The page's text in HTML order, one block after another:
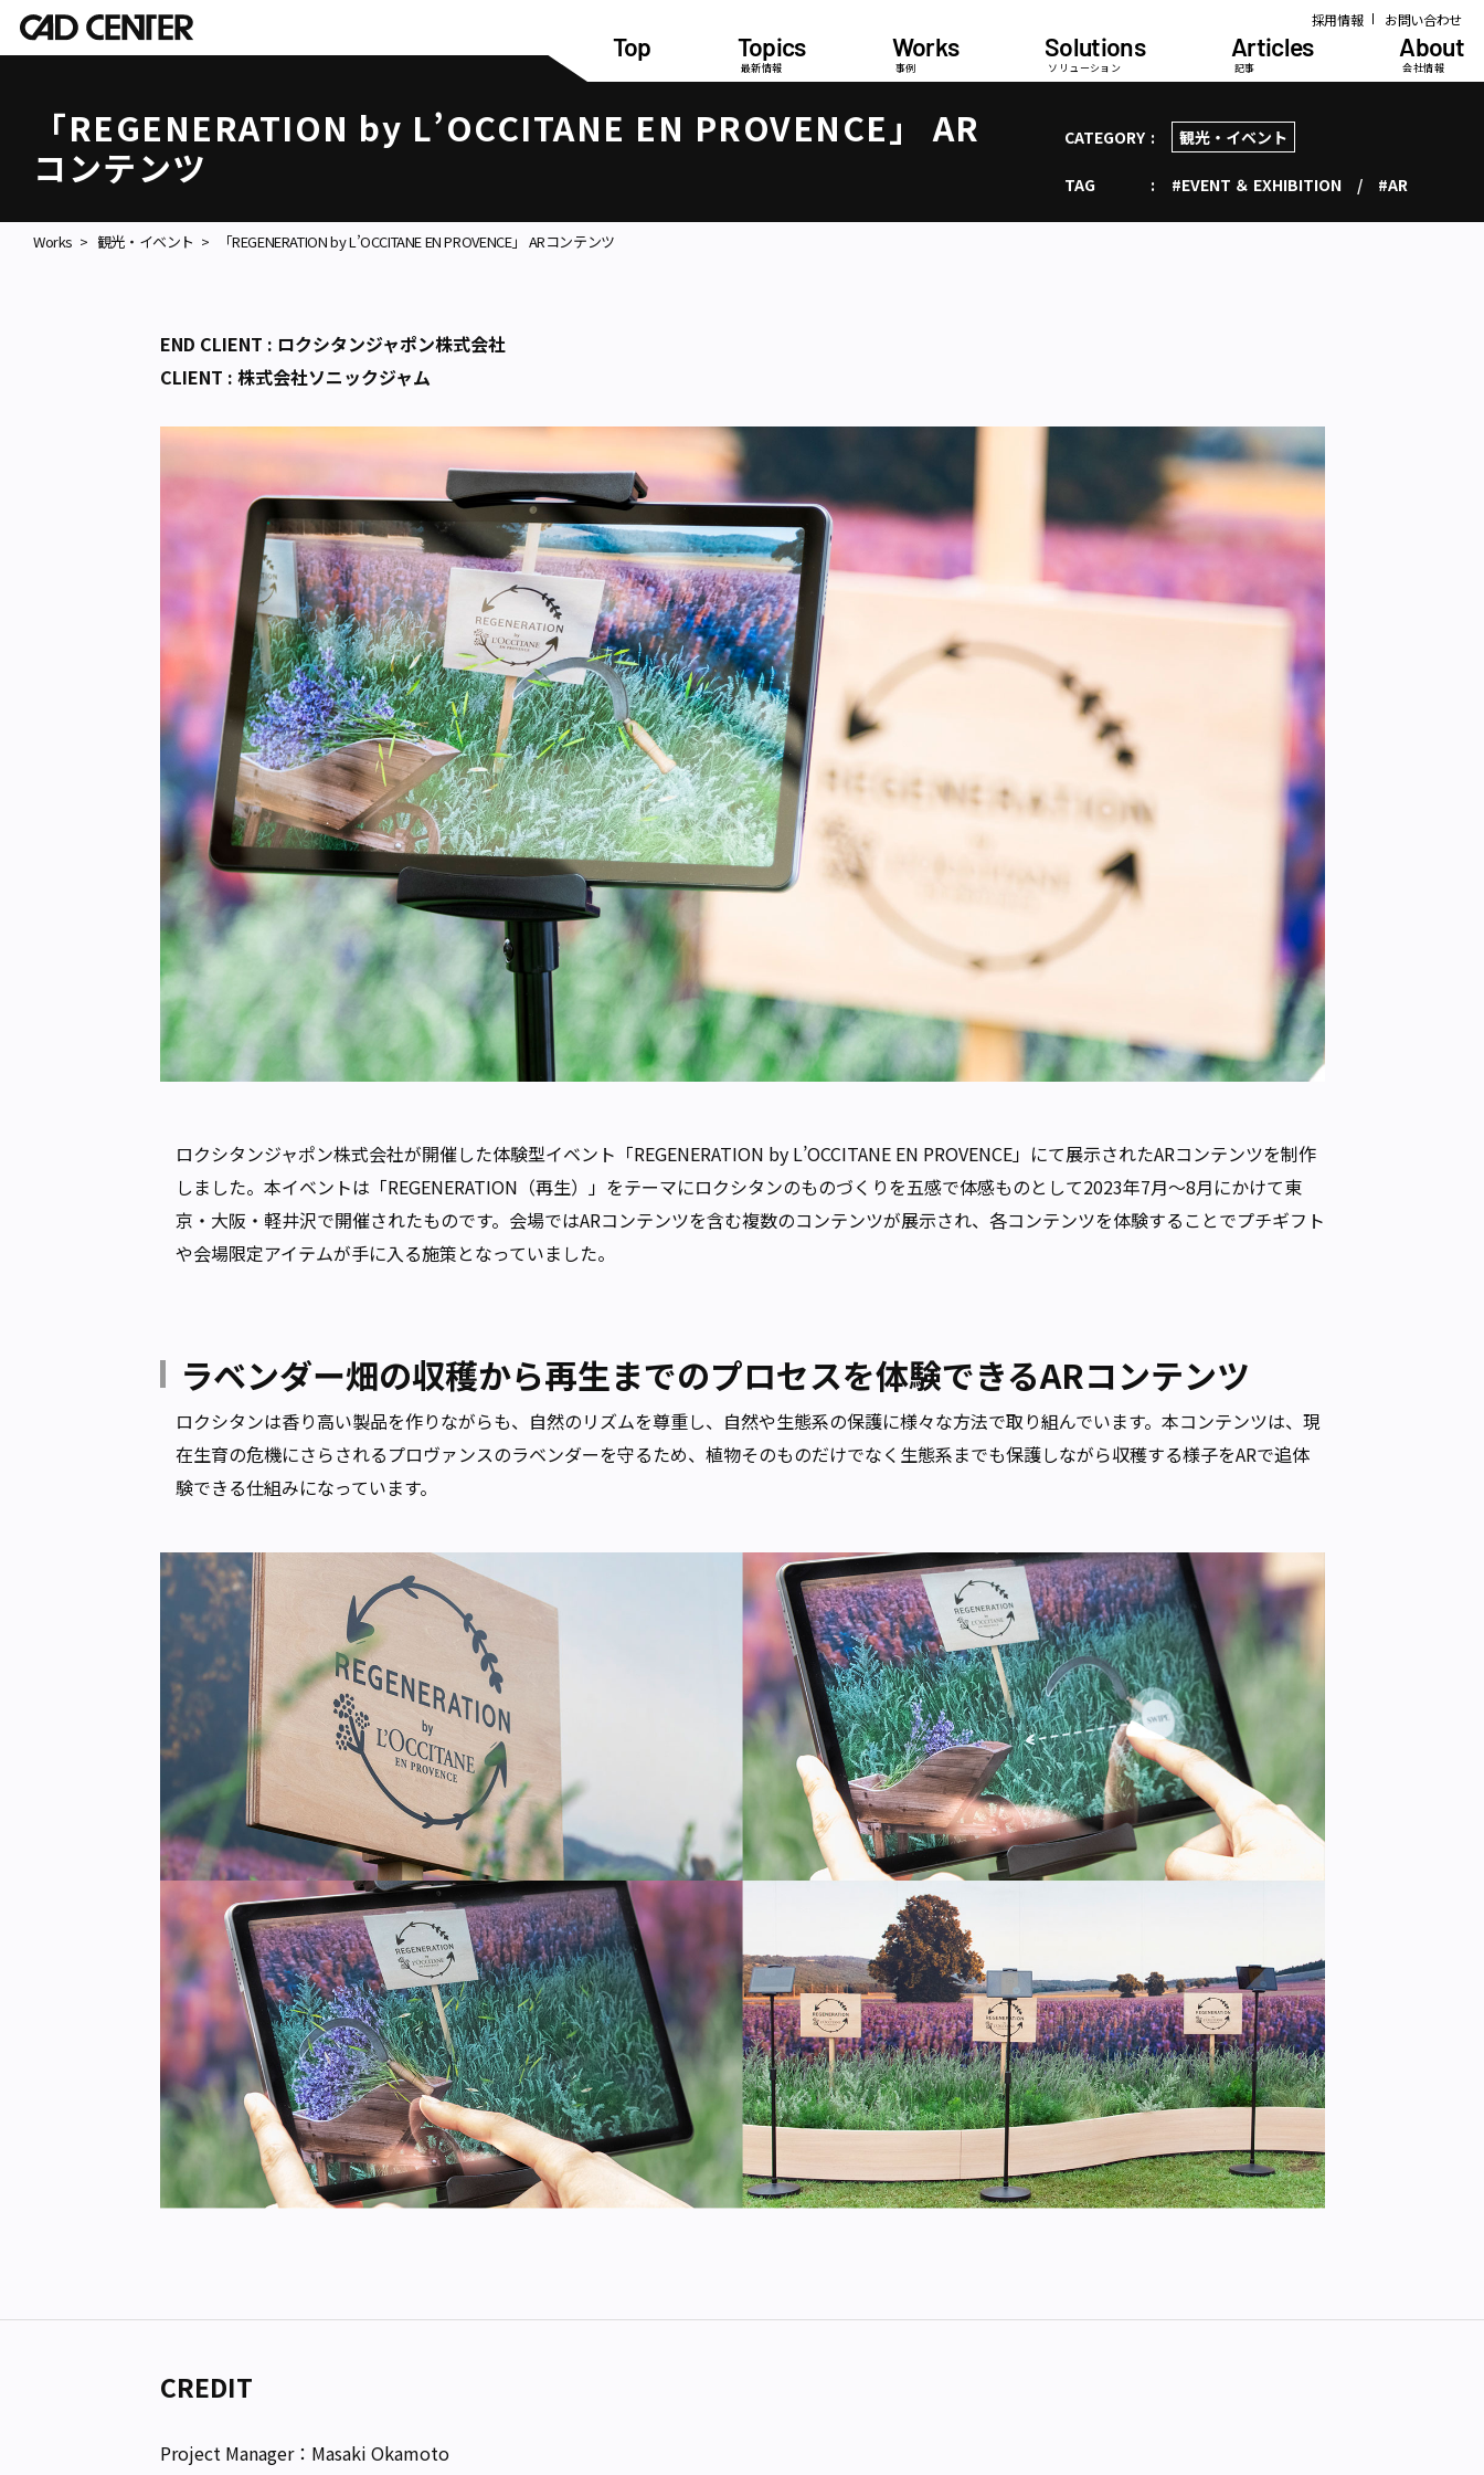
採用情報 お問い合わせ
Top Topics
最新情報
Works
事例
Solutions
ソリューション
Articles
記事
About
会社情報
「REGENERATION by L’OCCITANE EN PROVENCE」 AR
コンテンツ
CATEGORY 観光・イベント
TAG #EVENT ＆ EXHIBITION #AR
Works 観光・イベント 「REGENERATION by L’OCCITANE EN PROVENCE」 ARコンテンツ
END CLIENT : ロクシタンジャポン株式会社
CLIENT : 株式会社ソニックジャム
ロクシタンジャポン株式会社が開催した体験型イベント「REGENERATION by L’OCCITANE EN PROVENCE」にて展示されたARコンテンツを制作
しました。本イベントは「REGENERATION（再生）」をテーマにロクシタンのものづくりを五感で体感ものとして2023年7月〜8月にかけて東
京・大阪・軽井沢で開催されたものです。会場ではARコンテンツを含む複数のコンテンツが展示され、各コンテンツを体験することでプチギフト
や会場限定アイテムが手に入る施策となっていました。
ラベンダー畑の収穫から再生までのプロセスを体験できるARコンテンツ
ロクシタンは香り高い製品を作りながらも、自然のリズムを尊重し、自然や生態系の保護に様々な方法で取り組んでいます。本コンテンツは、現
在生育の危機にさらされるプロヴァンスのラベンダーを守るため、植物そのものだけでなく生態系までも保護しながら収穫する様子をARで追体
験できる仕組みになっています。
CREDIT
Project Manager：Masaki Okamoto